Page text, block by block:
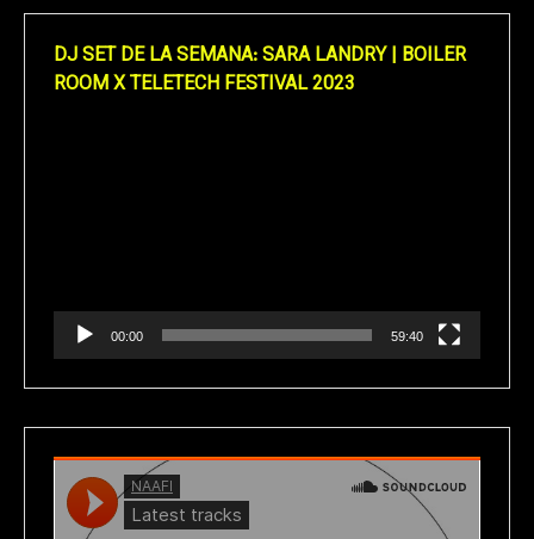
DJ SET DE LA SEMANA: SARA LANDRY | BOILER
ROOM X TELETECH FESTIVAL 2023
00:00 59:40